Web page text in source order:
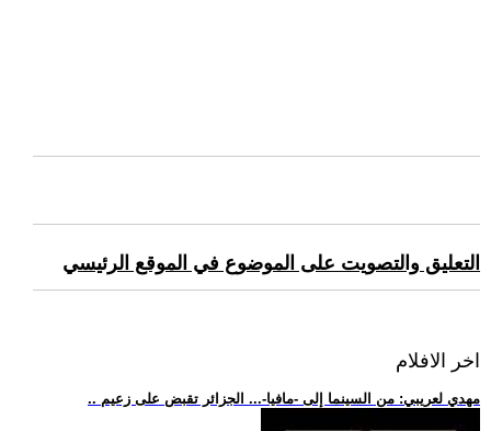
التعليق والتصويت على الموضوع في الموقع الرئيسي
اخر الافلام
.. مهدي لعريبي: من السينما إلى -مافيا-... الجزائر تقبض على زعيم